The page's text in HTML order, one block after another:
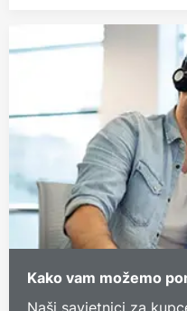
Kako vam možemo
Naši savjetnici za